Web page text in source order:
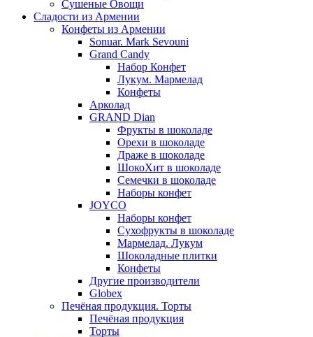
Сушеные Овощи
Сладости из Армении
Конфеты из Армении
Sonuar. Mark Sevouni
Grand Candy
Набор Конфет
Лукум. Мармелад
Конфеты
Арколад
GRAND Dian
Фрукты в шоколаде
Орехи в шоколаде
Драже в шоколаде
ШокоХит в шоколаде
Семечки в шоколаде
Наборы конфет
JOYCO
Наборы конфет
Сухофрукты в шоколаде
Мармелад. Лукум
Шоколадные плитки
Конфеты
Другие производители
Globex
Печёная продукция. Торты
Печёная продукция
Торты